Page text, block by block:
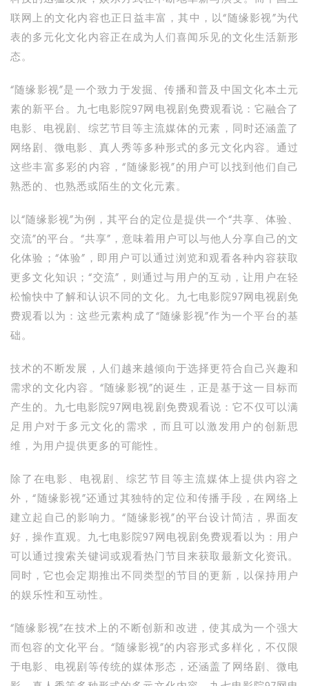
联网上的文化内容也正日益丰富，其中，以“随缘影视”为代
表的多元化文化内容正在成为人们喜闻乐见的文化生活新形
态。
“随缘影视”是一个致力于发掘、传播和普及中国文化本土元
素的新平台。九七电影院97网电视剧免费观看说：它融合了
电影、电视剧、综艺节目等主流媒体的元素，同时还涵盖了
网络剧、微电影、真人秀等多种形式的多元文化内容。通过
这些丰富多彩的内容，“随缘影视”的用户可以找到他们自己
熟悉的、也熟悉或陌生的文化元素。
以“随缘影视”为例，其平台的定位是提供一个“共享、体验、
交流”的平台。“共享”，意味着用户可以与他人分享自己的文
化体验；“体验”，即用户可以通过浏览和观看各种内容获取
更多文化知识；“交流”，则通过与用户的互动，让用户在轻
松愉快中了解和认识不同的文化。九七电影院97网电视剧免
费观看以为：这些元素构成了“随缘影视”作为一个平台的基
础。
技术的不断发展，人们越来越倾向于选择更符合自己兴趣和
需求的文化内容。“随缘影视”的诞生，正是基于这一目标而
产生的。九七电影院97网电视剧免费观看说：它不仅可以满
足用户对于多元文化的需求，而且可以激发用户的创新思
维，为用户提供更多的可能性。
除了在电影、电视剧、综艺节目等主流媒体上提供内容之
外，“随缘影视”还通过其独特的定位和传播手段，在网络上
建立起自己的影响力。“随缘影视”的平台设计简洁，界面友
好，操作直观。九七电影院97网电视剧免费观看以为：用户
可以通过搜索关键词或观看热门节目来获取最新文化资讯。
同时，它也会定期推出不同类型的节目的更新，以保持用户
的娱乐性和互动性。
“随缘影视”在技术上的不断创新和改进，使其成为一个强大
而包容的文化平台。“随缘影视”的内容形式多样化，不仅限
于电影、电视剧等传统的媒体形态，还涵盖了网络剧、微电